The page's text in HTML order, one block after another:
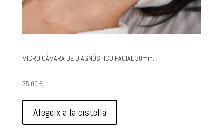
MICRO CÁMARA DE DIAGNÓSTICO FACIAL 30min.
35,00 €
Afegeix a la cistella